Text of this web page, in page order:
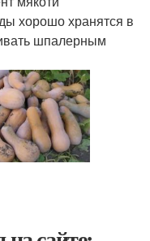
хорошо хранятся в
шпалерным